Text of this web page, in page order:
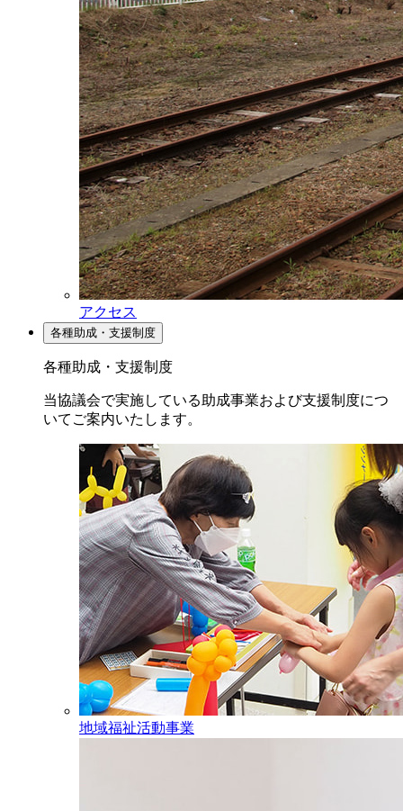
アクセス
各種助成・支援制度
各種助成・支援制度
当協議会で実施している助成事業および支援制度につ
いてご案内いたします。
地域福祉活動事業